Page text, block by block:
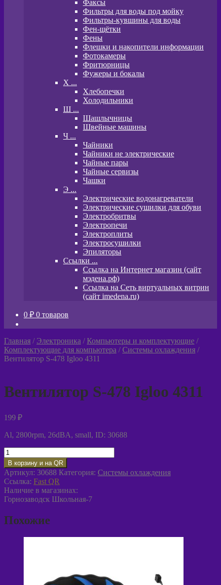
Факсы
Фильтры для воды под мойку
Фильтры-кувшины для воды
Фен-щётки
Фены
Флешки и накопители информации
Фотокамеры
Фритюрницы
Фужеры и бокалы
Х ...
Хлебопечки
Холодильники
Ш ...
Шашлычницы
Швейные машины
Ч ...
Чайники
Чайники не электрические
Чайные пары
Чайные сервизы
Чашки
Э ...
Электрические водонагреватели
Электрические сушилки для обуви
Электробритвы
Электропечи
Электроплиты
Электросушилки
Эпиляторы
Ссылки ...
Ссылка на Интернет магазин (сайт
мэдена.рф)
Ссылка на Сеть виртуальных витрин
(сайт imedena.ru)
0 ₽ 0 товаров
Главная / Электроника /Компьютеры и комплектующие /
Комплектующие для компьютера /Системы охлаждения /
Вентилятор S-478 Igloo 4311
Вентилятор S-478 Igloo 4311
199 ₽
Al, 2800rpm, 26dBA, small, ID: 30688
Количество
товара
Вентилятор
S-
478
Igloo
4311
В корзину и на QR
Артикул: 30688 Категория: Системы охлаждения
Ссылка: Fast QR
Наличие в магазинах:
Горнозаводск Школьная-7
Похожие